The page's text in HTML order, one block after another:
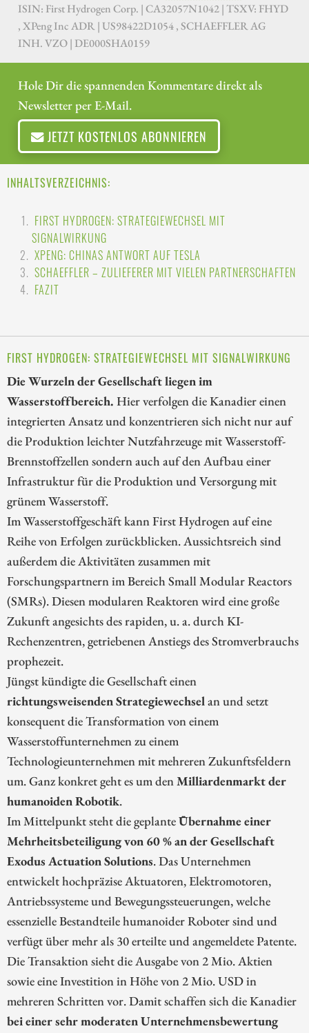
ISIN: First Hydrogen Corp. | CA32057N1042 | TSXV: FHYD
, XPeng Inc ADR | US98422D1054 , SCHAEFFLER AG
INH. VZO | DE000SHA0159
Hole Dir die spannenden Kommentare direkt als
Newsletter per E-Mail.
JETZT KOSTENLOS ABONNIEREN
INHALTSVERZEICHNIS:
FIRST HYDROGEN: STRATEGIEWECHSEL MIT
SIGNALWIRKUNG
XPENG: CHINAS ANTWORT AUF TESLA
SCHAEFFLER – ZULIEFERER MIT VIELEN PARTNERSCHAFTEN
FAZIT
FIRST HYDROGEN: STRATEGIEWECHSEL MIT SIGNALWIRKUNG
Die Wurzeln der Gesellschaft liegen im
Wasserstoffbereich. Hier verfolgen die Kanadier einen
integrierten Ansatz und konzentrieren sich nicht nur auf
die Produktion leichter Nutzfahrzeuge mit Wasserstoff-
Brennstoffzellen sondern auch auf den Aufbau einer
Infrastruktur für die Produktion und Versorgung mit
grünem Wasserstoff.
Im Wasserstoffgeschäft kann First Hydrogen auf eine
Reihe von Erfolgen zurückblicken. Aussichtsreich sind
außerdem die Aktivitäten zusammen mit
Forschungspartnern im Bereich Small Modular Reactors
(SMRs). Diesen modularen Reaktoren wird eine große
Zukunft angesichts des rapiden, u. a. durch KI-
Rechenzentren, getriebenen Anstiegs des Stromverbrauchs
prophezeit.
Jüngst kündigte die Gesellschaft einen
richtungsweisenden Strategiewechsel an und setzt
konsequent die Transformation von einem
Wasserstoffunternehmen zu einem
Technologieunternehmen mit mehreren Zukunftsfeldern
um. Ganz konkret geht es um den Milliardenmarkt der
humanoiden Robotik.
Im Mittelpunkt steht die geplanteÜbernahme einer
Mehrheitsbeteiligung von 60 % an der Gesellschaft
Exodus Actuation Solutions. Das Unternehmen
entwickelt hochpräzise Aktuatoren, Elektromotoren,
Antriebssysteme und Bewegungssteuerungen, welche
essenzielle Bestandteile humanoider Roboter sind und
verfügt über mehr als 30 erteilte und angemeldete Patente.
Die Transaktion sieht die Ausgabe von 2 Mio. Aktien
sowie eine Investition in Höhe von 2 Mio. USD in
mehreren Schritten vor. Damit schaffen sich die Kanadier
bei einer sehr moderaten Unternehmensbewertung